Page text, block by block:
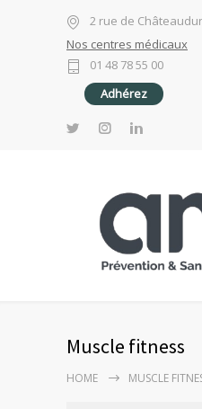
2 rue de
Nos centres médicaux
01 48 78 55 00
Adhérez
Muscle fitness
HOME MUSCLE